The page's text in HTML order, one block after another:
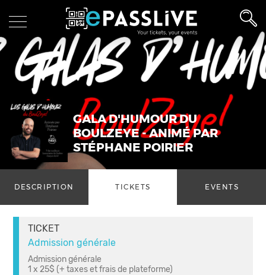
GALA D'HUMOUR DU
BOULZEYE - ANIMÉ PAR
STÉPHANE POIRIER
DESCRIPTION TICKETS EVENTS
TICKET
Admission générale
Admission générale
1 x 25$ (+ taxes et frais de plateforme)